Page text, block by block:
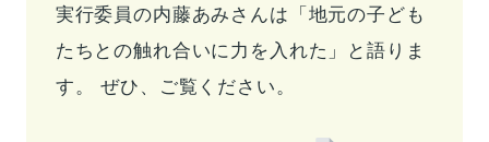
IR・サステナビリティ
実行委員の内藤あみさんは「地元の子ども
たちとの触れ合いに力を入れた」と語りま
す。 ぜひ、ご覧ください。